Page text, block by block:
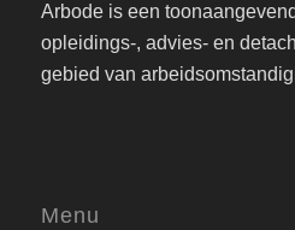
Arbode is een
opleidings-, advies- en
gebied van
Menu